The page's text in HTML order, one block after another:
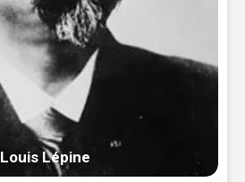
Louis Lépine